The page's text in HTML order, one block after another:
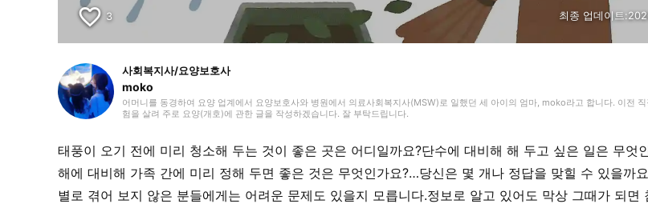
favorite_border 3 최종 업데이트:
사회복지사/요양보호사
moko
어머니를 동경하여 요양 업계에서 요양보호사와 병원에서 의료사회복지사(MSW)로 일했던 세 아이의 엄마, moko라고 합니다. 이전
험을 살려 주로 요양(개호)에 관한 글을 작성하겠습니다. 잘 부탁드립니다.
태풍이 오기 전에 미리 청소해 두는 것이 좋은 곳은 어디일까요?단수에 대비해 해 두고 싶은 일은 무엇
해에 대비해 가족 간에 미리 정해 두면 좋은 것은 무엇인가요?…당신은 몇 개나 정답을 맞힐 수 있을까
별로 겪어 보지 않은 분들에게는 어려운 문제도 있을지 모릅니다.정보로 알고 있어도 막상 그때가 되면